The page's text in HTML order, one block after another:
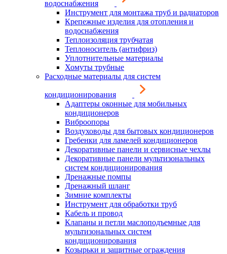
водоснабжения
Инструмент для монтажа труб и радиаторов
Крепежные изделия для отопления и
водоснабжения
Теплоизоляция трубчатая
Теплоноситель (антифриз)
Уплотнительные материалы
Хомуты трубные
Расходные материалы для систем
кондиционирования
Адаптеры оконные для мобильных
кондиционеров
Виброопоры
Воздуховоды для бытовых кондиционеров
Гребенки для ламелей кондиционеров
Декоративные панели и сервисные чехлы
Декоративные панели мультизональных
систем кондиционирования
Дренажные помпы
Дренажный шланг
Зимние комплекты
Инструмент для обработки труб
Кабель и провод
Клапаны и петли маслоподъемные для
мультизональных систем
кондиционирования
Козырьки и защитные ограждения